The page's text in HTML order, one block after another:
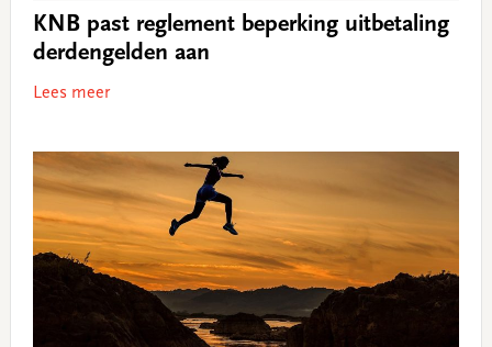
KNB past reglement beperking uitbetaling
derdengelden aan
Lees meer